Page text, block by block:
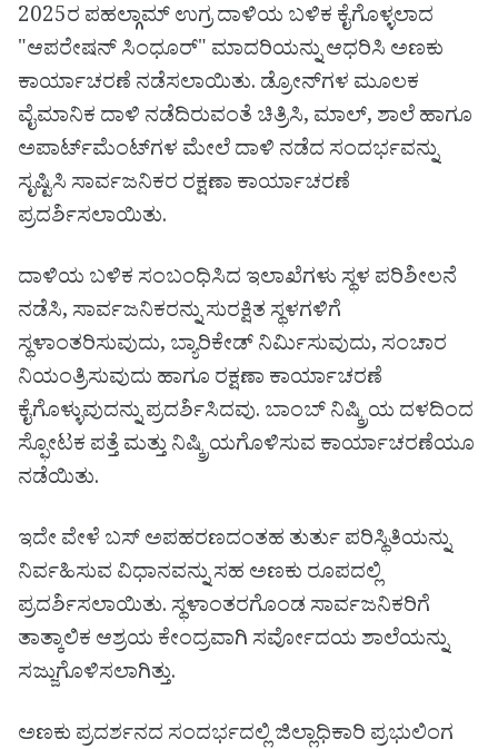
2025ರ ಪಹಲ್ಗಾಮ್ ಉಗ್ರ ದಾಳಿಯ ಬಳಿಕ ಕೈಗೊಳ್ಳಲಾದ
"ಆಪರೇಷನ್ ಸಿಂಧೂರ್" ಮಾದರಿಯನ್ನು ಆಧರಿಸಿ ಅಣಕು
ಕಾರ್ಯಾಚರಣೆ ನಡೆಸಲಾಯಿತು. ಡ್ರೋನ್‌ಗಳ ಮೂಲಕ
ವೈಮಾನಿಕ ದಾಳಿ ನಡೆದಿರುವಂತೆ ಚಿತ್ರಿಸಿ, ಮಾಲ್, ಶಾಲೆ ಹಾಗೂ
ಅಪಾರ್ಟ್‌ಮೆಂಟ್‌ಗಳ ಮೇಲೆ ದಾಳಿ ನಡೆದ ಸಂದರ್ಭವನ್ನು
ಸೃಷ್ಟಿಸಿ ಸಾರ್ವಜನಿಕರ ರಕ್ಷಣಾ ಕಾರ್ಯಾಚರಣೆ
ಪ್ರದರ್ಶಿಸಲಾಯಿತು.
ದಾಳಿಯ ಬಳಿಕ ಸಂಬಂಧಿಸಿದ ಇಲಾಖೆಗಳು ಸ್ಥಳ ಪರಿಶೀಲನೆ
ನಡೆಸಿ, ಸಾರ್ವಜನಿಕರನ್ನು ಸುರಕ್ಷಿತ ಸ್ಥಳಗಳಿಗೆ
ಸ್ಥಳಾಂತರಿಸುವುದು, ಬ್ಯಾರಿಕೇಡ್ ನಿರ್ಮಿಸುವುದು, ಸಂಚಾರ
ನಿಯಂತ್ರಿಸುವುದು ಹಾಗೂ ರಕ್ಷಣಾ ಕಾರ್ಯಾಚರಣೆ
ಕೈಗೊಳ್ಳುವುದನ್ನು ಪ್ರದರ್ಶಿಸಿದವು. ಬಾಂಬ್ ನಿಷ್ಕ್ರಿಯ ದಳದಿಂದ
ಸ್ಫೋಟಕ ಪತ್ತೆ ಮತ್ತು ನಿಷ್ಕ್ರಿಯಗೊಳಿಸುವ ಕಾರ್ಯಾಚರಣೆಯೂ
ನಡೆಯಿತು.
ಇದೇ ವೇಳೆ ಬಸ್ ಅಪಹರಣದಂತಹ ತುರ್ತು ಪರಿಸ್ಥಿತಿಯನ್ನು
ನಿರ್ವಹಿಸುವ ವಿಧಾನವನ್ನು ಸಹ ಅಣಕು ರೂಪದಲ್ಲಿ
ಪ್ರದರ್ಶಿಸಲಾಯಿತು. ಸ್ಥಳಾಂತರಗೊಂಡ ಸಾರ್ವಜನಿಕರಿಗೆ
ತಾತ್ಕಾಲಿಕ ಆಶ್ರಯ ಕೇಂದ್ರವಾಗಿ ಸರ್ವೋದಯ ಶಾಲೆಯನ್ನು
ಸಜ್ಜುಗೊಳಿಸಲಾಗಿತ್ತು.
ಅಣಕು ಪ್ರದರ್ಶನದ ಸಂದರ್ಭದಲ್ಲಿ ಜಿಲ್ಲಾಧಿಕಾರಿ ಪ್ರಭುಲಿಂಗ